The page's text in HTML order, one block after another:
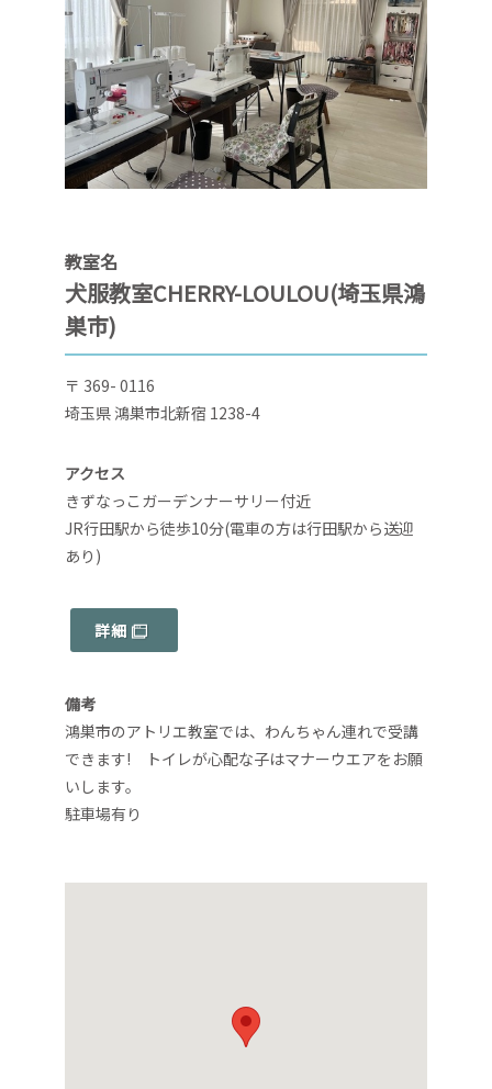
教室名
犬服教室CHERRY-LOULOU(埼玉県鴻
巣市)
〒 369- 0116
埼玉県 鴻巣市北新宿 1238-4
アクセス
きずなっこガーデンナーサリー付近
JR行田駅から徒歩10分(電車の方は行田駅から送迎
あり)
詳細
備考
鴻巣市のアトリエ教室では、わんちゃん連れで受講
できます! トイレが心配な子はマナーウエアをお願
いします。
駐車場有り